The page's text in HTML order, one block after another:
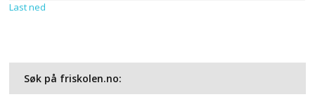
Last ned
Søk på friskolen.no: